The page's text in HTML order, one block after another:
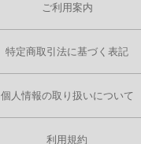
ご利用案内
特定商取引法に基づく表記
個人情報の取り扱いについて
利用規約